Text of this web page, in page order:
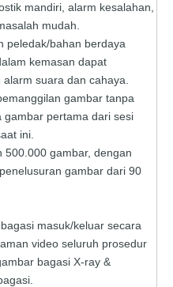
mandiri, alarm kesalahan,
mudah.
peledak/bahan berdaya
kemasan dapat
suara dan cahaya.
gambar tanpa
gambar pertama dari sesi
ini.
500.000 gambar, dengan
gambar dari 90
masuk/keluar secara
video seluruh prosedur
bagasi X-ray &